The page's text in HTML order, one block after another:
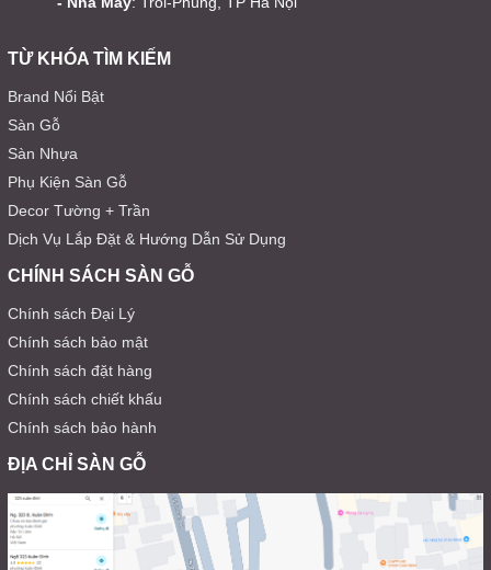
TỪ KHÓA TÌM KIẾM
Brand Nổi Bật
Sàn Gỗ
Sàn Nhựa
Phụ Kiện Sàn Gỗ
Decor Tường + Trần
Dịch Vụ Lắp Đặt & Hướng Dẫn Sử Dụng
CHÍNH SÁCH SÀN GỖ
Chính sách Đại Lý
Chính sách bảo mật
Chính sách đặt hàng
Chính sách chiết khấu
Chính sách bảo hành
ĐỊA CHỈ SÀN GỖ